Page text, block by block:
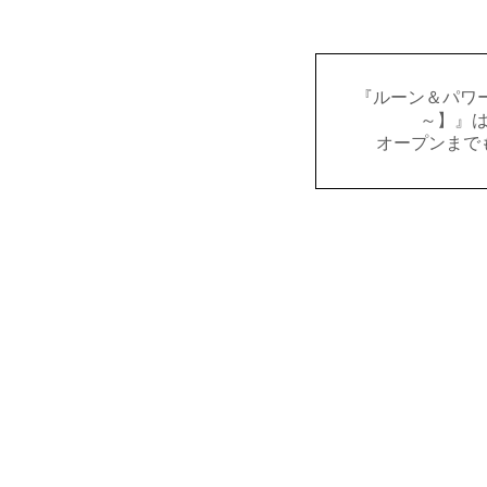
『ルーン＆パワ
～】』
オープンまで